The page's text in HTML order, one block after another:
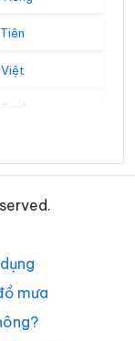
Lão
Lập
mưa